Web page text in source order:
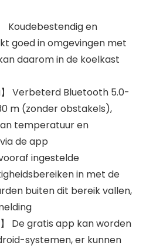
Koudebestendig en
goed in omgevingen met
daarom in de koelkast
Verbeterd Bluetooth 5.0-
m (zonder obstakels),
temperatuur en
de app
ingestelde
in met de
buiten dit bereik vallen,
De gratis app kan worden
systemen, er kunnen